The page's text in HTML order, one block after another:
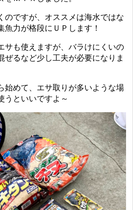
のですが、オススメは海水ではな
魚力が格段にＵＰします！
サも使えますが、バラけにくいの
ぜるなど少し工夫が必要になりま
始めて、エサ取りが多いような場
うといいですよ～